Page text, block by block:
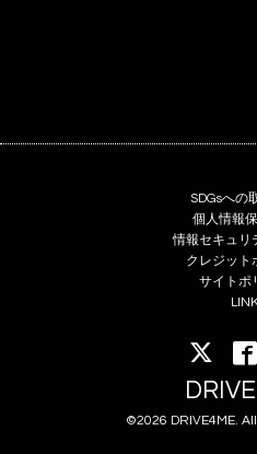
SDGsへの
個人情報
情報セキュリ
クレジット
サイトポ
©2026 DRIVE4ME.